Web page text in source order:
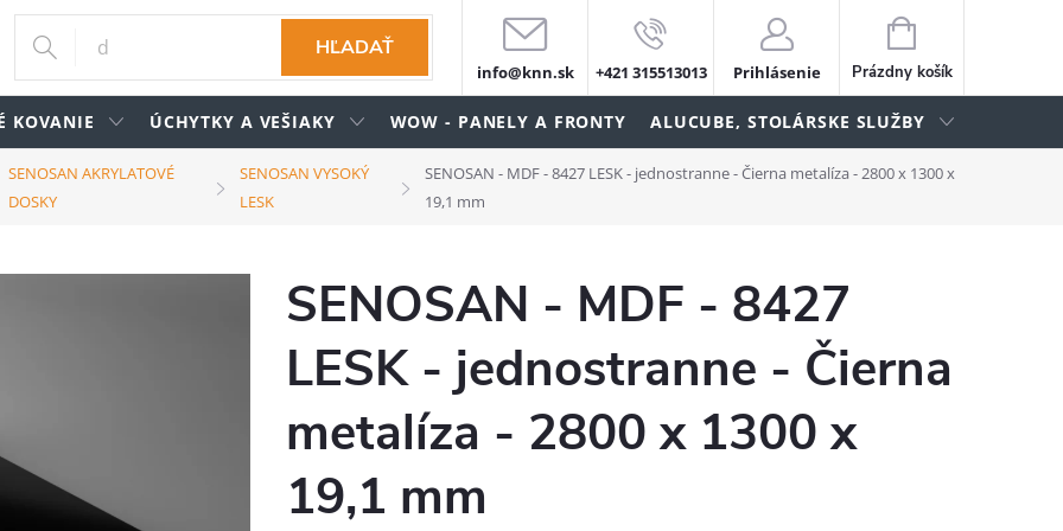
HĽADAŤ
info@knn.sk +421 315513013 Prihlásenie
NÁKUPNÝ
KOŠÍK
Prázdny košík
KOVANIE ÚCHYTKY A VEŠIAKY WOW - PANELY A FRONTY ALUCUBE, STOLÁRSKE SLUŽBY
SENOSAN AKRYLATOVÉ
DOSKY
SENOSAN VYSOKÝ
LESK
SENOSAN - MDF - 8427 LESK - jednostranne - Čierna metalíza - 2800 x 1300 x
19,1 mm
SENOSAN - MDF - 8427
LESK - jednostranne - Čierna
metalíza - 2800 x 1300 x
19,1 mm